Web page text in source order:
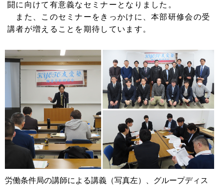
闘に向けて有意義なセミナーとなりました。
また、このセミナーをきっかけに、本部研修会の受
講者が増えることを期待しています。
労働条件局の講師による講義（写真左）、グループディス